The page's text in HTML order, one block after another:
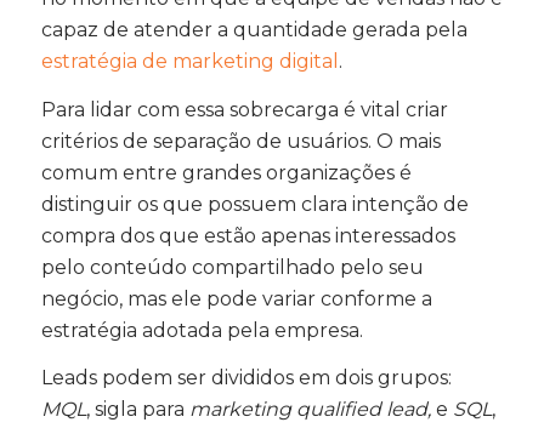
capaz de atender a quantidade gerada pela
estratégia de marketing digital .
Para lidar com essa sobrecarga é vital criar
critérios de separação de usuários. O mais
comum entre grandes organizações é
distinguir os que possuem clara intenção de
compra dos que estão apenas interessados
pelo conteúdo compartilhado pelo seu
negócio, mas ele pode variar conforme a
estratégia adotada pela empresa.
Leads podem ser divididos em dois grupos:
MQL, sigla para marketing qualified lead,e SQL,